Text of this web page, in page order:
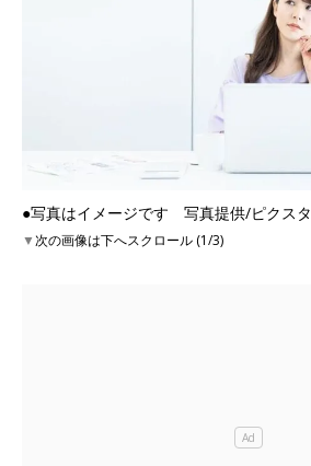
●写真はイメージです 写真提供/ピクスタ
▼次の画像は下へスクロール (1/3)